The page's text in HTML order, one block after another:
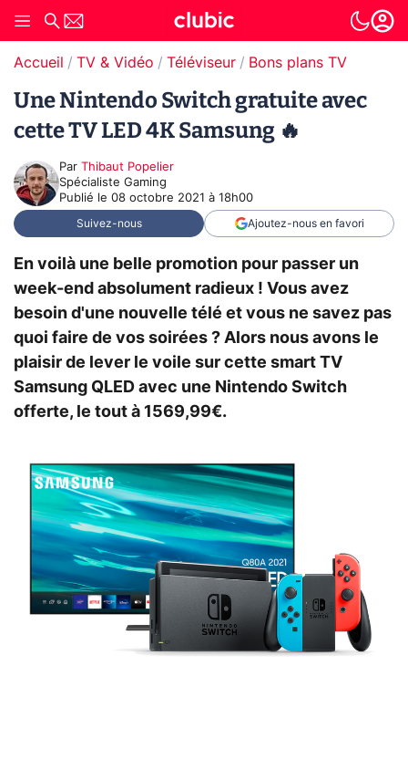
Accueil TV & Vidéo Téléviseur Bons plans TV
Une Nintendo Switch gratuite avec
cette TV LED 4K Samsung 🔥
Par Thibaut Popelier
Spécialiste Gaming
Publié le 08 octobre 2021 à 18h00
Suivez-nous Ajoutez-nous en favori
En voilà une belle promotion pour passer un
week-end absolument radieux ! Vous avez
besoin d'une nouvelle télé et vous ne savez pas
quoi faire de vos soirées ? Alors nous avons le
plaisir de lever le voile sur cette smart TV
Samsung QLED avec une Nintendo Switch
offerte, le tout à 1569,99€.